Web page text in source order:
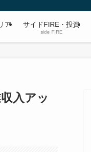
ア サイドFIRE・投資
side FIRE
入アッ